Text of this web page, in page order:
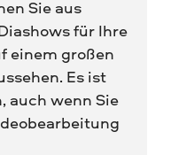
Sie aus
für Ihre
einem großen
Es ist
auch wenn Sie